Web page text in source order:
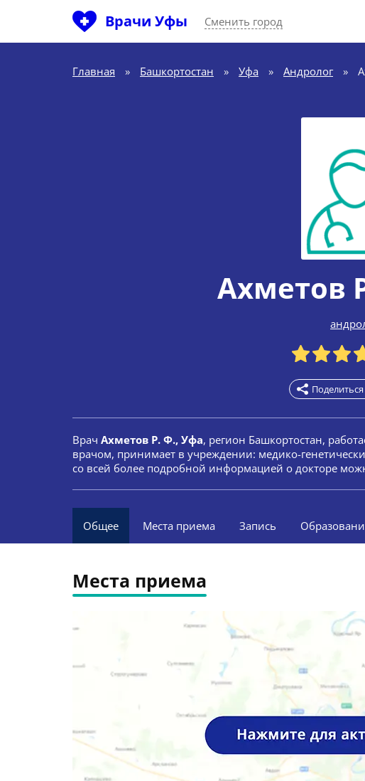
Врачи Уфы Сменить город
Главная » Башкортостан » Уфа » Андролог »
Ахметов
Врач Ахметов Р. Ф., Уфа, регион Башкортостан,
врачом, принимает в учреждении: медико-
со всей более подробной информацией о докторе
Общее Места приема Запись
Места приема